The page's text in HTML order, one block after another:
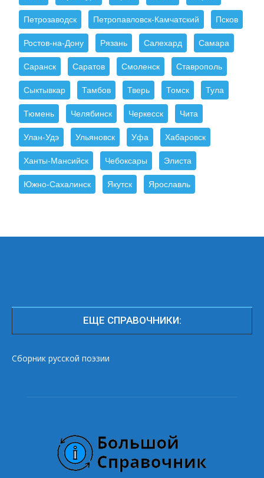
Петрозаводск Петропавловск-Камчатский Псков
Ростов-на-Дону Рязань Салехард Самара
Саранск Саратов Смоленск Ставрополь
Сыктывкар Тамбов Тверь Томск Тула
Тюмень Челябинск Черкесск Чита
Улан-Удэ Ульяновск Уфа Хабаровск
Ханты-Мансийск Чебоксары Элиста
Южно-Сахалинск Якутск Ярославль
ЕЩЕ СПРАВОЧНИКИ:
Сборник русской поэзии